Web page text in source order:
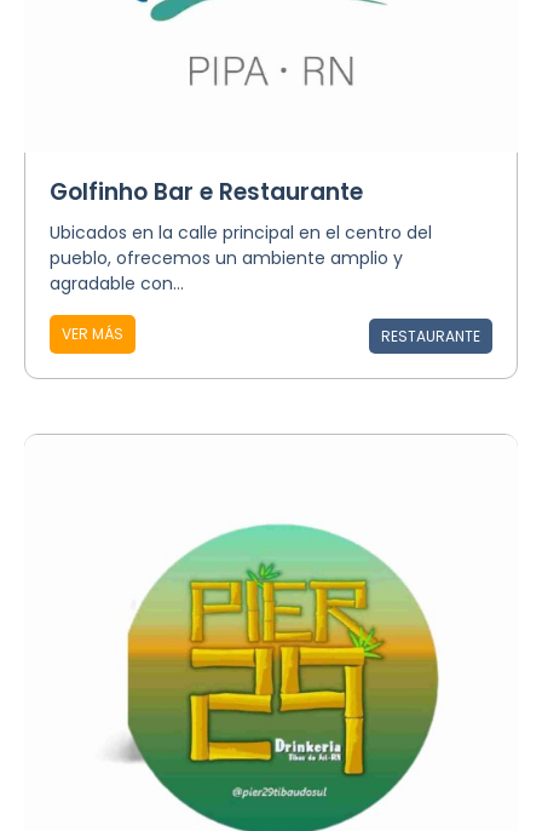
Golfinho Bar e Restaurante
Ubicados en la calle principal en el centro del
pueblo, ofrecemos un ambiente amplio y
agradable con...
VER MÁS RESTAURANTE